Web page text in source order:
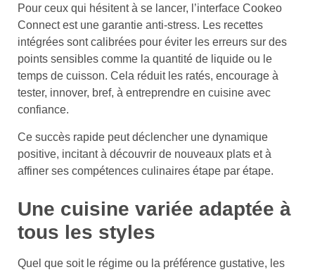
Pour ceux qui hésitent à se lancer, l’interface Cookeo
Connect est une garantie anti-stress. Les recettes
intégrées sont calibrées pour éviter les erreurs sur des
points sensibles comme la quantité de liquide ou le
temps de cuisson. Cela réduit les ratés, encourage à
tester, innover, bref, à entreprendre en cuisine avec
confiance.
Ce succès rapide peut déclencher une dynamique
positive, incitant à découvrir de nouveaux plats et à
affiner ses compétences culinaires étape par étape.
Une cuisine variée adaptée à
tous les styles
Quel que soit le régime ou la préférence gustative, les